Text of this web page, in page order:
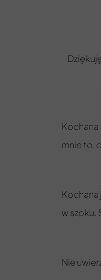
Nie
Kochana
w szoku.
Kochana
mnie to,